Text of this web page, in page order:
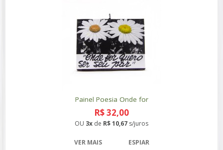
Painel Poesia Onde for
R$ 32,00
OU 3x de R$ 10,67 s/juros
VER MAIS ESPIAR